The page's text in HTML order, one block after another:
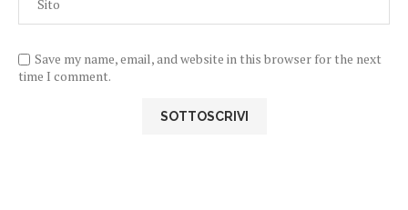
Save my name, email, and website in this browser for the next
time I comment.